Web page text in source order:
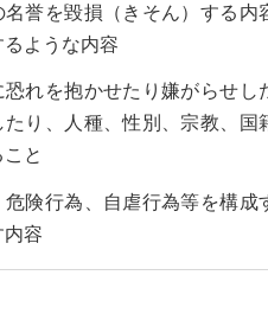
名誉を毀損（きそん）する
るような内容
恐れを抱かせたり嫌がらせ
たり、人種、性別、宗教、
と
危険行為、自虐行為等を構
内容